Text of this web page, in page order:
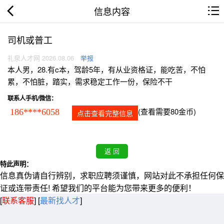
信息内容
司机或普工
礼泉人才网 2026.08.06 举报
本人男，28.有c本，驾龄5年，有从业资格证，能吃苦，不怕
累，不怕脏，踏实，需求稳定工作一份，保险不干
联系人手机/微信：
186****6058 点击查看完整信息 (查看需要80金币)
特此声明：
信息真伪请自行辨别，求职应聘须谨慎，网站对此不承担任何保
证或连带责任! 希望我们的平台能为您带来更多的便利！
[联系客服] [最新找人才]